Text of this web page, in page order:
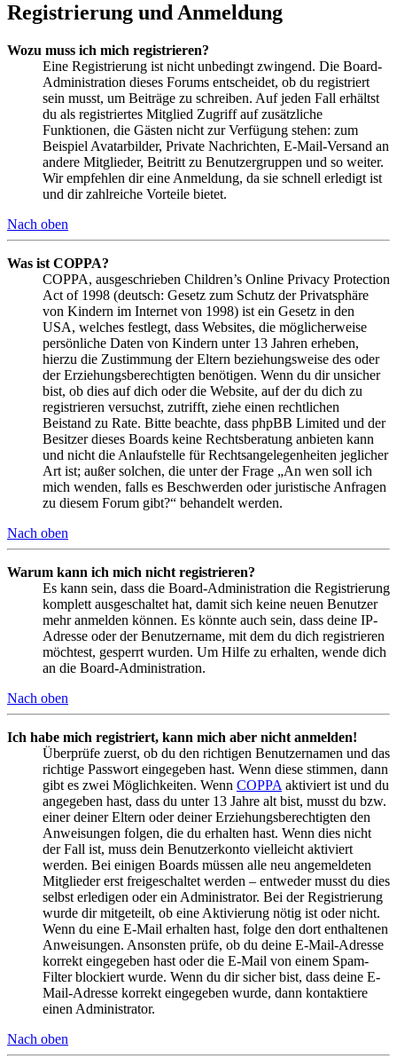
Registrierung und Anmeldung
Wozu muss ich mich registrieren?
Eine Registrierung ist nicht unbedingt zwingend. Die Board-
Administration dieses Forums entscheidet, ob du registriert
sein musst, um Beiträge zu schreiben. Auf jeden Fall erhältst
du als registriertes Mitglied Zugriff auf zusätzliche
Funktionen, die Gästen nicht zur Verfügung stehen: zum
Beispiel Avatarbilder, Private Nachrichten, E-Mail-Versand an
andere Mitglieder, Beitritt zu Benutzergruppen und so weiter.
Wir empfehlen dir eine Anmeldung, da sie schnell erledigt ist
und dir zahlreiche Vorteile bietet.
Nach oben
Was ist COPPA?
COPPA, ausgeschrieben Children’s Online Privacy Protection
Act of 1998 (deutsch: Gesetz zum Schutz der Privatsphäre
von Kindern im Internet von 1998) ist ein Gesetz in den
USA, welches festlegt, dass Websites, die möglicherweise
persönliche Daten von Kindern unter 13 Jahren erheben,
hierzu die Zustimmung der Eltern beziehungsweise des oder
der Erziehungsberechtigten benötigen. Wenn du dir unsicher
bist, ob dies auf dich oder die Website, auf der du dich zu
registrieren versuchst, zutrifft, ziehe einen rechtlichen
Beistand zu Rate. Bitte beachte, dass phpBB Limited und der
Besitzer dieses Boards keine Rechtsberatung anbieten kann
und nicht die Anlaufstelle für Rechtsangelegenheiten jeglicher
Art ist; außer solchen, die unter der Frage „An wen soll ich
mich wenden, falls es Beschwerden oder juristische Anfragen
zu diesem Forum gibt?“ behandelt werden.
Nach oben
Warum kann ich mich nicht registrieren?
Es kann sein, dass die Board-Administration die Registrierung
komplett ausgeschaltet hat, damit sich keine neuen Benutzer
mehr anmelden können. Es könnte auch sein, dass deine IP-
Adresse oder der Benutzername, mit dem du dich registrieren
möchtest, gesperrt wurden. Um Hilfe zu erhalten, wende dich
an die Board-Administration.
Nach oben
Ich habe mich registriert, kann mich aber nicht anmelden!
Überprüfe zuerst, ob du den richtigen Benutzernamen und das
richtige Passwort eingegeben hast. Wenn diese stimmen, dann
gibt es zwei Möglichkeiten. Wenn COPPA aktiviert ist und du
angegeben hast, dass du unter 13 Jahre alt bist, musst du bzw.
einer deiner Eltern oder deiner Erziehungsberechtigten den
Anweisungen folgen, die du erhalten hast. Wenn dies nicht
der Fall ist, muss dein Benutzerkonto vielleicht aktiviert
werden. Bei einigen Boards müssen alle neu angemeldeten
Mitglieder erst freigeschaltet werden – entweder musst du dies
selbst erledigen oder ein Administrator. Bei der Registrierung
wurde dir mitgeteilt, ob eine Aktivierung nötig ist oder nicht.
Wenn du eine E-Mail erhalten hast, folge den dort enthaltenen
Anweisungen. Ansonsten prüfe, ob du deine E-Mail-Adresse
korrekt eingegeben hast oder die E-Mail von einem Spam-
Filter blockiert wurde. Wenn du dir sicher bist, dass deine E-
Mail-Adresse korrekt eingegeben wurde, dann kontaktiere
einen Administrator.
Nach oben